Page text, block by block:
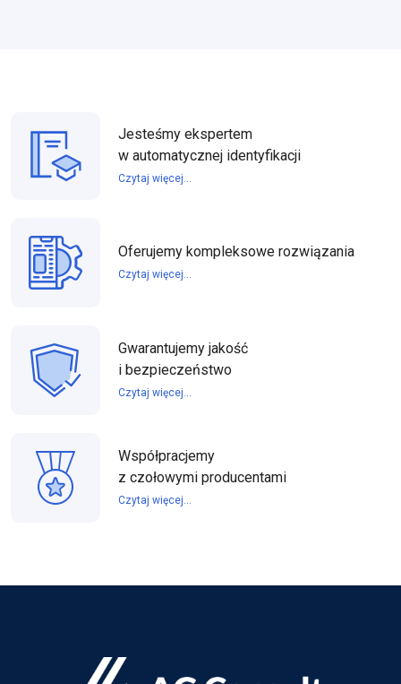
Jesteśmy ekspertem
w automatycznej identyfikacji
Czytaj więcej...
Oferujemy kompleksowe rozwiązania
Czytaj więcej...
Gwarantujemy jakość
i bezpieczeństwo
Czytaj więcej...
Współpracjemy
z czołowymi producentami
Czytaj więcej...